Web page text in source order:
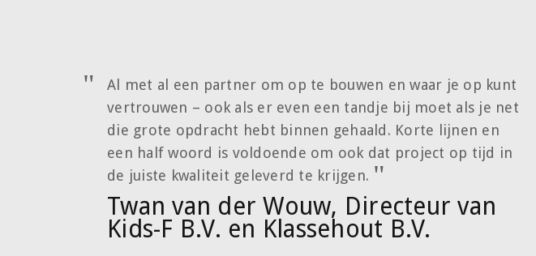
Al met al een partner om op te bouwen en waar je op kunt
vertrouwen – ook als er even een tandje bij moet als je net
die grote opdracht hebt binnen gehaald. Korte lijnen en
een half woord is voldoende om ook dat project op tijd in
de juiste kwaliteit geleverd te krijgen.
Twan van der Wouw, Directeur van
Kids-F B.V. en Klassehout B.V.